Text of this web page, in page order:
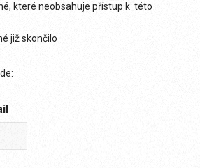
které neobsahuje přístup k této
již skončilo